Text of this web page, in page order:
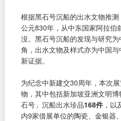
根据黑石号沉船的出水文物推
公元830年，从中东国家阿拉伯
没。黑石号沉船的发现与研究
角，出水文物及样式亦为中国
新证据。
为纪念中新建交30周年，本次
物，其中包括新加坡亚洲文明
石号」沉船出水珍品168件 ，
内9家借展单位的陶瓷、金银器